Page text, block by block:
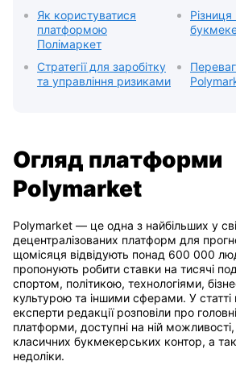
Як користуватися
платформою
Полімаркет
Стратегії для заробітку
та управління ризиками
Огляд платформи
Polymarket
Polymarket — це одна з найбільших у
децентралізованих платформ для
щомісяця відвідують понад 600 000
пропонують робити ставки на тисячі
спортом, політикою, технологіями,
культурою та іншими сферами. У статті
експерти редакції розповіли про
платформи, доступні на ній можливості,
класичних букмекерських контор, а
недоліки.